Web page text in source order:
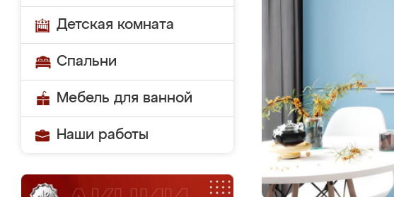
Детская комната
Спальни
Мебель для ванной
Наши работы